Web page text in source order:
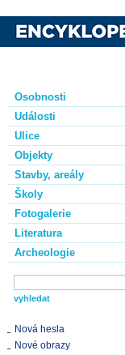
Osobnosti
Události
Ulice
Objekty
Stavby, areály
Školy
Fotogalerie
Literatura
Archeologie
Nová hesla
Nové obrazy